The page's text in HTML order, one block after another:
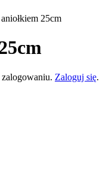
25cm
Zaloguj się.